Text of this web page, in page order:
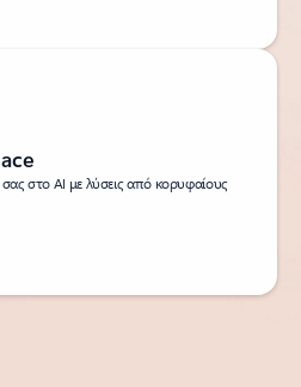
στο ΑΙ με λύσεις από κορυφαίους